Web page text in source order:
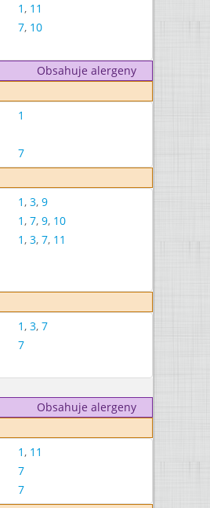
1, 11
7, 10
Obsahuje alergeny
1
7
1, 3, 9
1, 7, 9, 10
1, 3, 7, 11
1, 3, 7
7
Obsahuje alergeny
1, 11
7
7